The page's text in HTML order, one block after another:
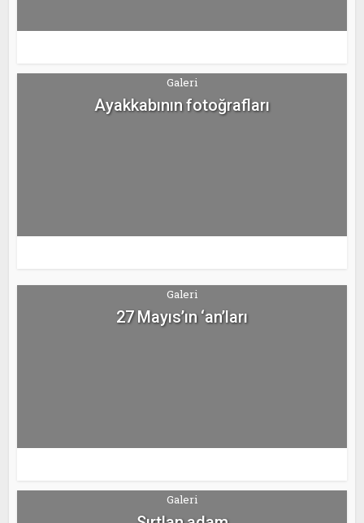
Galeri
Ayakkabının fotoğrafları
Galeri
27 Mayıs’ın ‘an’ları
Galeri